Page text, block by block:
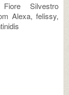
Silvestro
Alexa, felissy,